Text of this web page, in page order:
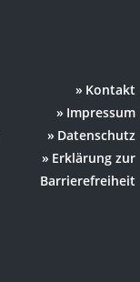
Kontakt
Impressum
Datenschutz
Erklärung zur
Barrierefreiheit